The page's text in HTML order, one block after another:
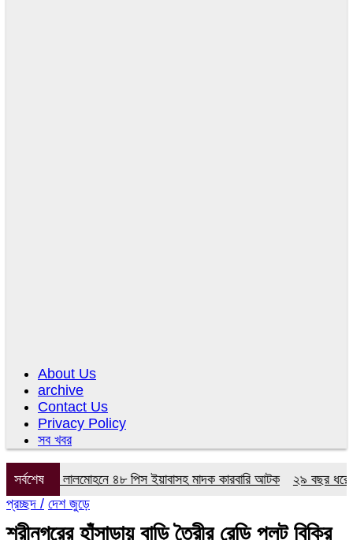
About Us
archive
Contact Us
Privacy Policy
সব খবর
সর্বশেষলালমোহনে ৪৮ পিস ইয়াবাসহ মাদক কারবারি আটক
২৯ বছর ধরে নেই
প্রচ্ছদ / দেশ জুড়ে
শ্রীনগরের হাঁসাড়ায় বাড়ি তৈরীর রেডি প্লট বিক্রি